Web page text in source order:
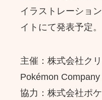
イラストレーショ
イトにて発表予定。
主催：株式会社ク
Pokémon Company
協力：株式会社ポ